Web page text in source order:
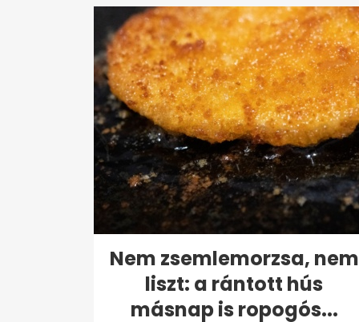
Nem zsemlemorzsa, nem
liszt: a rántott hús
másnap is ropogós...